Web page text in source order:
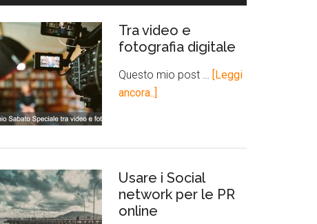
Tra video e
fotografia digitale
Questo mio post …
[Leggi
ancora..]
Usare i Social
network per le PR
online